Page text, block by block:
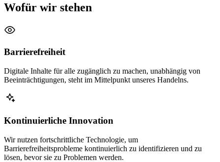
Wofür wir stehen
Barrierefreiheit
Digitale Inhalte für alle zugänglich zu machen, unabhängig von
Beeinträchtigungen, steht im Mittelpunkt unseres Handelns.
Kontinuierliche Innovation
Wir nutzen fortschrittliche Technologie, um
Barrierefreiheitsprobleme kontinuierlich zu identifizieren und zu
lösen, bevor sie zu Problemen werden.